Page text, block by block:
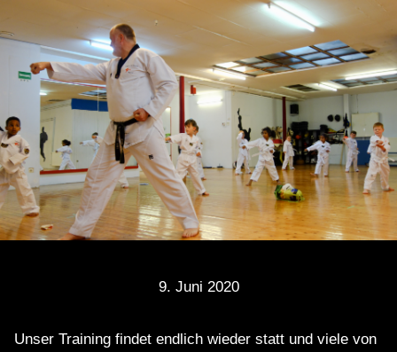
9. Juni 2020
Unser Training findet endlich wieder statt und viele von